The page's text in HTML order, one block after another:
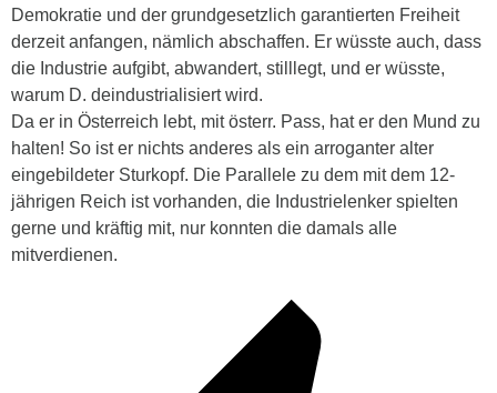
Demokratie und der grundgesetzlich garantierten Freiheit
derzeit anfangen, nämlich abschaffen. Er wüsste auch, dass
die Industrie aufgibt, abwandert, stilllegt, und er wüsste,
warum D. deindustrialisiert wird.
Da er in Österreich lebt, mit österr. Pass, hat er den Mund zu
halten! So ist er nichts anderes als ein arroganter alter
eingebildeter Sturkopf. Die Parallele zu dem mit dem 12-
jährigen Reich ist vorhanden, die Industrielenker spielten
gerne und kräftig mit, nur konnten die damals alle
mitverdienen.